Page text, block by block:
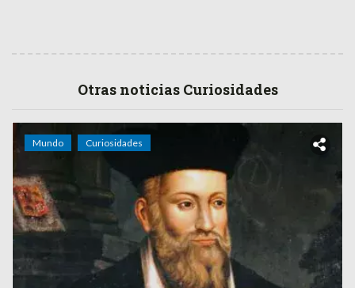
Otras noticias Curiosidades
Mundo Curiosidades